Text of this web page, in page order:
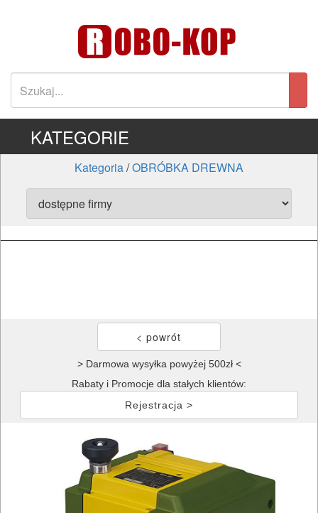
KATEGORIE
Kategoria/OBRÓBKA DREWNA
> Darmowa wysyłka powyżej 500zł <
Rabaty i Promocje dla stałych klientów:
Rejestracja >